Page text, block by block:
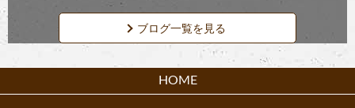
ブログ一覧を見る
HOME